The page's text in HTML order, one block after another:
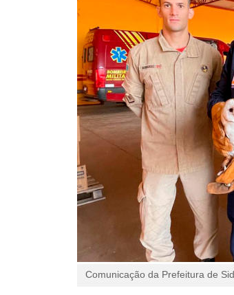
Comunicação da Prefeitura de